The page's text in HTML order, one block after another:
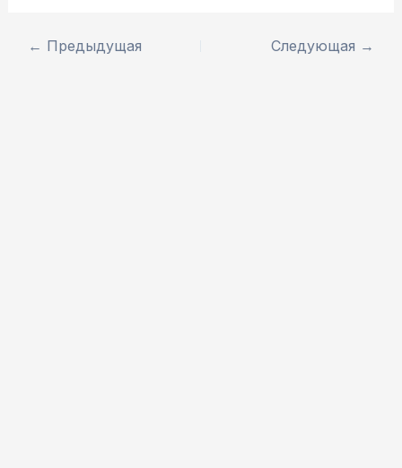
← Предыдущая Следующая →